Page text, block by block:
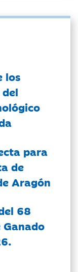
los
para
de
Aragón
68
Ganado